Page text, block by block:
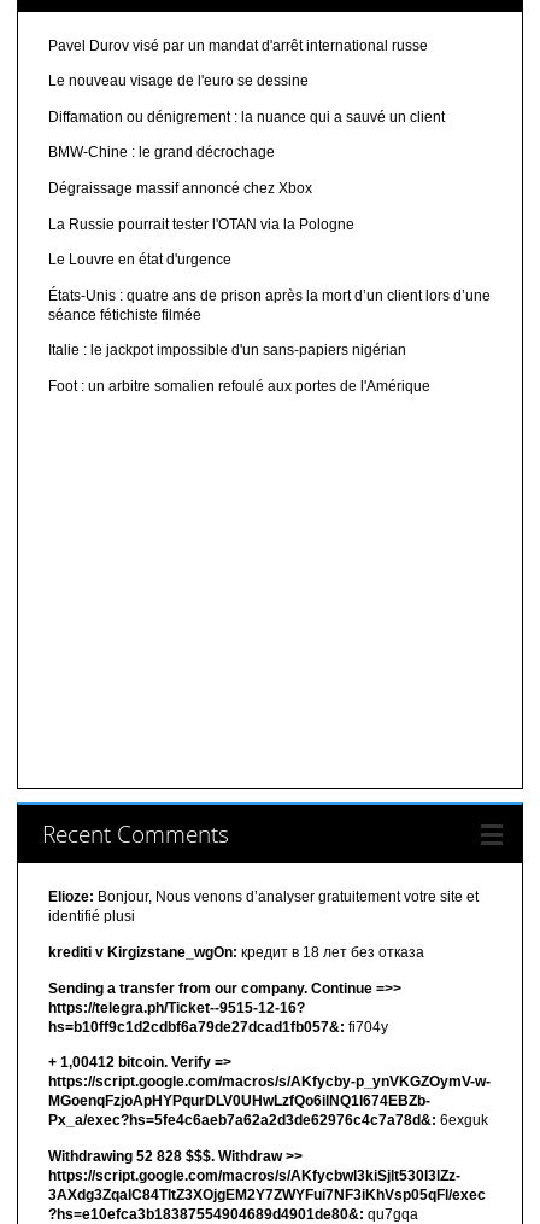
Pavel Durov visé par un mandat d'arrêt international russe
Le nouveau visage de l'euro se dessine
Diffamation ou dénigrement : la nuance qui a sauvé un client
BMW-Chine : le grand décrochage
Dégraissage massif annoncé chez Xbox
La Russie pourrait tester l'OTAN via la Pologne
Le Louvre en état d'urgence
États-Unis : quatre ans de prison après la mort d’un client lors d’une
séance fétichiste filmée
Italie : le jackpot impossible d'un sans-papiers nigérian
Foot : un arbitre somalien refoulé aux portes de l'Amérique
Recent Comments
Elioze: Bonjour, Nous venons d’analyser gratuitement votre site et
identifié plusi
krediti v Kirgizstane_wgOn: кредит в 18 лет без отказа
Sending a transfer from our company. Continue =>>
https://telegra.ph/Ticket--9515-12-16?
hs=b10ff9c1d2cdbf6a79de27dcad1fb057&: fi704y
+ 1,00412 bitсоin. Verify =>
https://script.google.com/macros/s/AKfycby-p_ynVKGZOymV-w-
MGoenqFzjoApHYPqurDLV0UHwLzfQo6ilNQ1l674EBZb-
Px_a/exec?hs=5fe4c6aeb7a62a2d3de62976c4c7a78d&: 6exguk
Withdrawing 52 828 $$$. Withdrаw >>
https://script.google.com/macros/s/AKfycbwl3kiSjlt530I3lZz-
3AXdg3ZqalC84TltZ3XOjgEM2Y7ZWYFui7NF3iKhVsp05qFl/exec
?hs=e10efca3b18387554904689d4901de80&: qu7gqa